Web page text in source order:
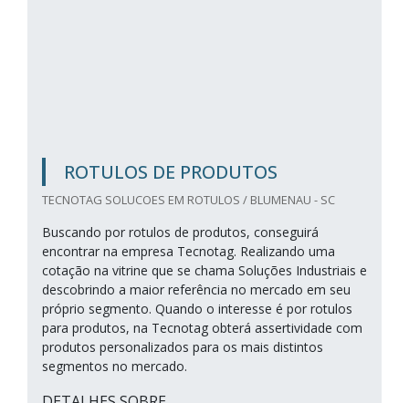
ROTULOS DE PRODUTOS
TECNOTAG SOLUCOES EM ROTULOS / BLUMENAU - SC
Buscando por rotulos de produtos, conseguirá
encontrar na empresa Tecnotag. Realizando uma
cotação na vitrine que se chama Soluções Industriais e
descobrindo a maior referência no mercado em seu
próprio segmento. Quando o interesse é por rotulos
para produtos, na Tecnotag obterá assertividade com
produtos personalizados para os mais distintos
segmentos no mercado.